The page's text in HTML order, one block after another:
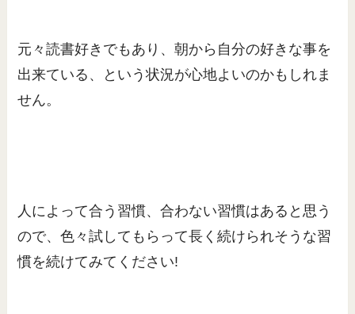
元々読書好きでもあり、朝から自分の好きな事を
出来ている、という状況が心地よいのかもしれま
せん。
人によって合う習慣、合わない習慣はあると思う
ので、色々試してもらって長く続けられそうな習
慣を続けてみてください!